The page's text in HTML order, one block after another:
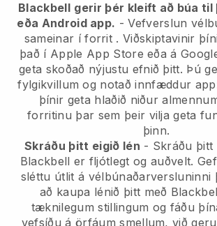
Blackbell gerir þér kleift að búa til
eða Android app. -Vefverslun
sameinar í forrit . Viðskiptavinir
það í Apple App Store eða á
geta skoðað nýjustu efnið þitt. Þú
fylgikvillum og notað innfæddur
þínir geta hlaðið niður
forritinu þar sem þeir vilja geta
þinn.
Skráðu þitt eigið lén - Skráðu þitt
Blackbell er fljótlegt og auðvelt.
sléttu útlit á vélbúnaðarversluninni
að kaupa lénið þitt með
tæknilegum stillingum og fáðu
vefsíðu á örfáum smellum, við